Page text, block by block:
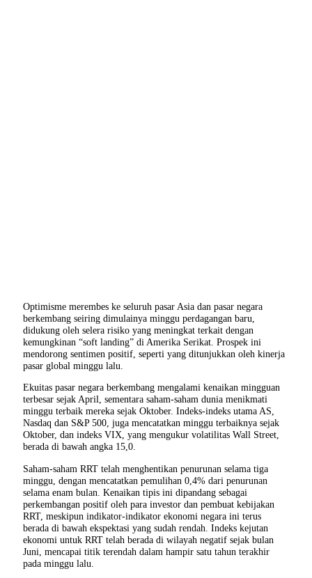
Optimisme merembes ke seluruh pasar Asia dan pasar negara
berkembang seiring dimulainya minggu perdagangan baru,
didukung oleh selera risiko yang meningkat terkait dengan
kemungkinan “soft landing” di Amerika Serikat. Prospek ini
mendorong sentimen positif, seperti yang ditunjukkan oleh kinerja
pasar global minggu lalu.
Ekuitas pasar negara berkembang mengalami kenaikan mingguan
terbesar sejak April, sementara saham-saham dunia menikmati
minggu terbaik mereka sejak Oktober. Indeks-indeks utama AS,
Nasdaq dan S&P 500, juga mencatatkan minggu terbaiknya sejak
Oktober, dan indeks VIX, yang mengukur volatilitas Wall Street,
berada di bawah angka 15,0.
Saham-saham RRT telah menghentikan penurunan selama tiga
minggu, dengan mencatatkan pemulihan 0,4% dari penurunan
selama enam bulan. Kenaikan tipis ini dipandang sebagai
perkembangan positif oleh para investor dan pembuat kebijakan
RRT, meskipun indikator-indikator ekonomi negara ini terus
berada di bawah ekspektasi yang sudah rendah. Indeks kejutan
ekonomi untuk RRT telah berada di wilayah negatif sejak bulan
Juni, mencapai titik terendah dalam hampir satu tahun terakhir
pada minggu lalu.